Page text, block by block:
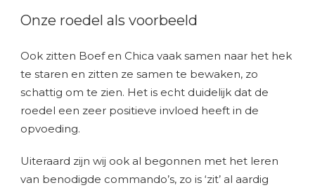
Onze roedel als voorbeeld
Ook zitten Boef en Chica vaak samen naar het hek
te staren en zitten ze samen te bewaken, zo
schattig om te zien. Het is echt duidelijk dat de
roedel een zeer positieve invloed heeft in de
opvoeding.
Uiteraard zijn wij ook al begonnen met het leren
van benodigde commando’s, zo is ‘zit’ al aardig